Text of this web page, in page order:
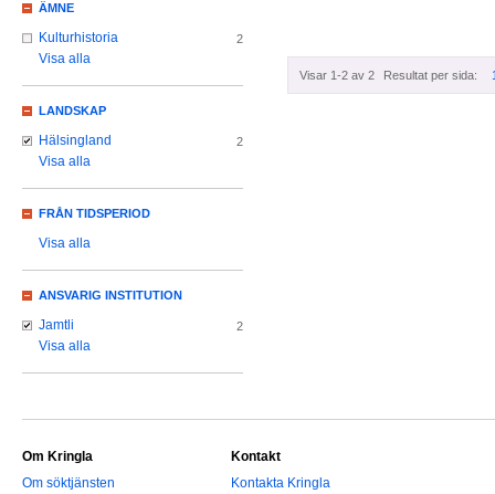
Visar 1-2 av 2 Resultat per sida:
ÄMNE
Kulturhistoria 2
Visa alla
LANDSKAP
Hälsingland 2
Visa alla
FRÅN TIDSPERIOD
Visa alla
ANSVARIG INSTITUTION
Jamtli 2
Visa alla
Om Kringla
Om söktjänsten
Kontakt
Kontakta Kringla